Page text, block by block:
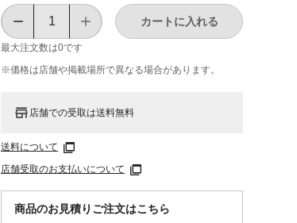
最大注文数は0です
カートに入れる
※価格は​店舗や​掲載場所で​異なる​場合が​あります。
店舗での受取は送料無料
送料について
店舗受取のお支払いについて
商品のお見積りご注文はこちら